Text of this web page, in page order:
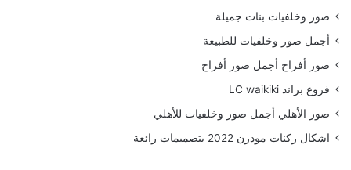
صور وخلفيات بنات جميلة
أجمل صور وخلفيات للطبيعة
صور أفراح أجمل صور أفراح
فروع براند LC waikiki
صور الأهلي أجمل صور وخلفيات للأهلي
اشكال ركنات مودرن 2022 بتصميمات رائعة